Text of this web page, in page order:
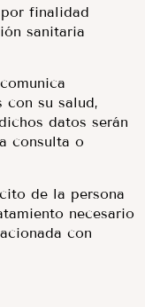
finalidad
sanitaria
con su salud,
datos serán
consulta o
de la persona
necesario
con